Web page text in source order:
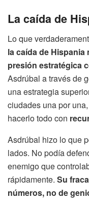
La caída de
Lo que
la caída de
presión estratégica
Asdrúbal a través de
una estrategia
ciudades una por
hacerlo todo con
Asdrúbal hizo lo que
lados. No podía
enemigo que
rápidamente. Su
números, no de